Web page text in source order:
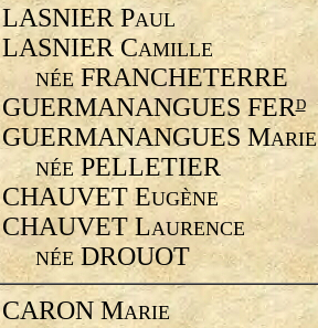
LASNIER PAUL
LASNIER CAMILLE
NÉEFRANCHETERRE
GUERMANANGUES FERD
GUERMANANGUES MARIE
NÉE PELLETIER
CHAUVET EUGÈNE
CHAUVET LAURENCE
NÉEDROUOT
CARON MARIE